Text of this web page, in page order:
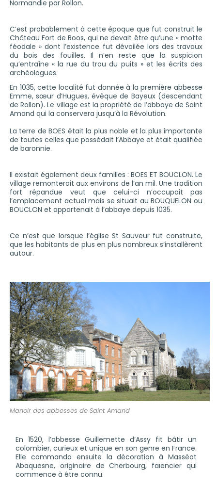
Normandie par Rollon.
C’est probablement à cette époque que fut construit le
Château Fort de Boos, qui ne devait être qu’une « motte
féodale » dont l’existence fut dévoilée lors des travaux
du bois des fouilles. Il n’en reste que la suspicion
qu’entraîne « la rue du trou du puits » et les écrits des
archéologues.
En 1035, cette localité fut donnée à la première abbesse
Emme, sœur d’Hugues, évêque de Bayeux (descendant
de Rollon). Le village est la propriété de l’abbaye de Saint
Amand qui la conservera jusqu’à la Révolution.
La terre de BOES était la plus noble et la plus importante
de toutes celles que possédait l’Abbaye et était qualifiée
de baronnie.
Il existait également deux familles : BOES ET BOUCLON. Le
village remonterait aux environs de l’an mil. Une tradition
fort répandue veut que celui-ci n’occupait pas
l’emplacement actuel mais se situait au BOUQUELON ou
BOUCLON et appartenait à l’abbaye depuis 1035.
Ce n’est que lorsque l’église St Sauveur fut construite,
que les habitants de plus en plus nombreux s’installèrent
autour.
Manoir des abbesses de Saint Amand
En 1520, l’abbesse Guillemette d’Assy fit bâtir un
colombier, curieux et unique en son genre en France.
Elle commanda ensuite la décoration à Masséot
Abaquesne, originaire de Cherbourg, faïencier qui
commence à être connu.